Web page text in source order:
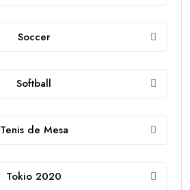
Soccer
Softball
Tenis de Mesa
Tokio 2020